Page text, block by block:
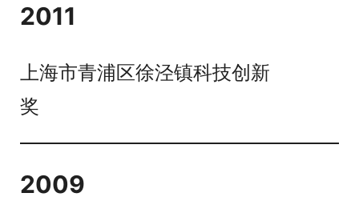
2011
上海市青浦区徐泾镇科技创新
奖
2009